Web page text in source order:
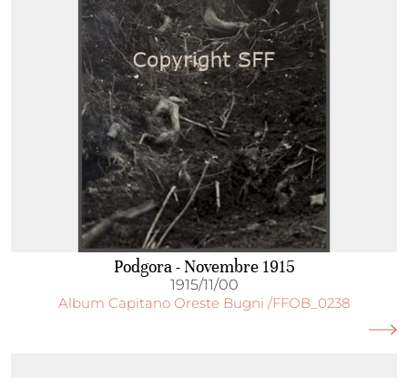
Podgora - Novembre 1915
1915/11/00
Album Capitano Oreste Bugni /FFOB_0238